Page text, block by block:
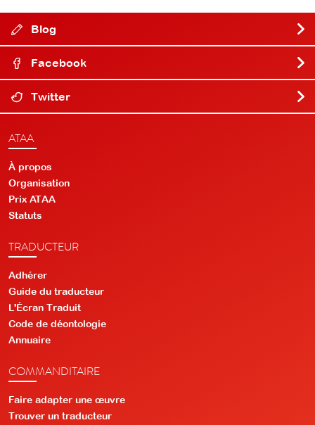
Blog
Facebook
Twitter
ATAA
À propos
Organisation
Prix ATAA
Statuts
TRADUCTEUR
Adhérer
Guide du traducteur
L'Écran Traduit
Code de déontologie
Annuaire
COMMANDITAIRE
Faire adapter une œuvre
Trouver un traducteur